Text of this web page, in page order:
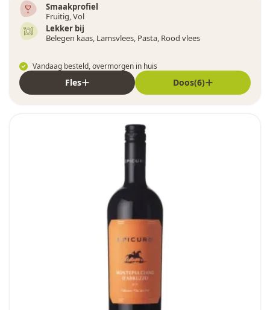
Smaakprofiel
Fruitig, Vol
Lekker bij
Belegen kaas, Lamsvlees, Pasta, Rood vlees
Vandaag besteld, overmorgen in huis
Fles Doos(6)